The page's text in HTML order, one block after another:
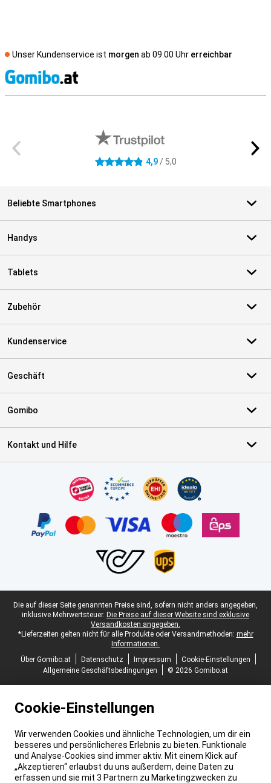
Unser Kundenservice ist morgen ab 09.00 Uhr erreichbar
4.9 Sterne 4,9/ 5,0
Beliebte Smartphones
Handys
Tablets
Zubehör
Kundenservice
Geschäft
Gomibo
Kontakt und Hilfe
Juristische Fußzeile
Die auf dieser Seite genannten Preise sind, sofern nicht anders angegeben,
inklusive Mehrwertsteuer. Die Preise auf dieser Website sind exklusive
Versandkosten angegeben.
*Lieferzeiten gelten nicht für alle Produkte oder Versandmethoden: mehr
Informationen.
Über Gomibo.at
Datenschutz Impressum
Cookie-Einstellungen
Allgemeine Geschäftsbedingungen
© 2026 Gomibo.at
Cookie-Einstellungen
Wir verwenden Cookies und ähnliche Technologien, um dir ein
besseres und persönlicheres Erlebnis zu bieten. Funktionale
und Analyse-Cookies sind immer aktiv. Mit einem Klick auf
„Akzeptieren“ erlaubst du uns außerdem, deine Daten zu
erfassen und sie mit 3 Partnern zu Marketingzwecken zu